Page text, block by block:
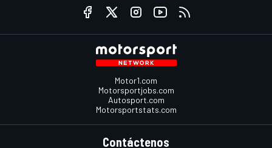
Motor1.com
Motorsportjobs.com
Autosport.com
Motorsportstats.com
Contáctenos